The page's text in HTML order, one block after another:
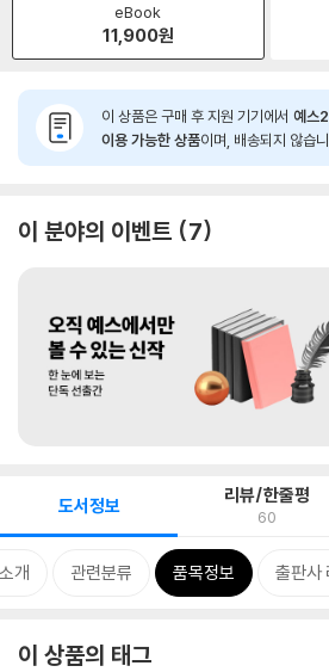
eBook
11,900원
이 상품은 구매 후 지원 기기에서 예스
이용 가능한 상품이며, 배송되지 않습니
이 분야의 이벤트 7
도서정보 리뷰/한줄평
60
개 관련분류 품목정보 출판사
이 상품의 태그